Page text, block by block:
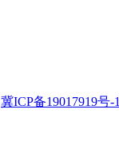
冀ICP备19017919号-1